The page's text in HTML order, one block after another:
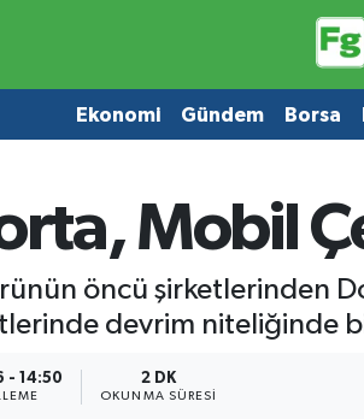
Ekonomi Gündem Borsa
Mobil
öncü şirketlerinden
devrim niteliğinde
- 14:50 2 DK
OKUNMA SÜRESI